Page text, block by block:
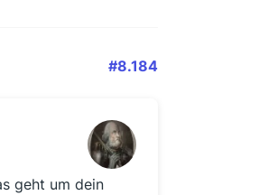
#8.184
geht um dein